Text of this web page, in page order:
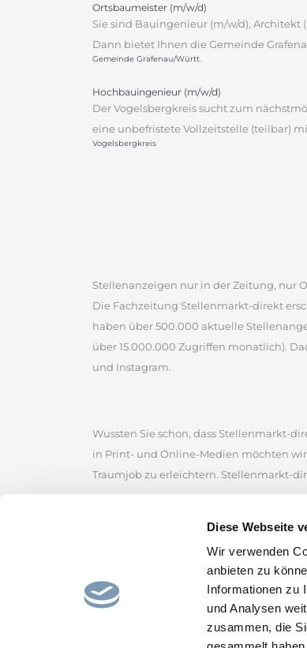
Diese Webseite
Wir verwenden
anbieten zu
Informationen zu
und Analysen
zusammen, die
Ortsbaumeister (m/w/d)
Sie sind Bauingenieur (m/w/d),
Dann bietet Ihnen die Gemeinde
Gemeinde Grafenau/Württ.
Hochbauingenieur (m/w/d)
Der Vogelsbergkreis sucht zum
eine unbefristete Vollzeitstelle (teilbar)
Vogelsbergkreis
Stellenanzeigen nur in der Zeitung, nur
Die Fachzeitung Stellenmarkt-direkt
haben über 500.000 aktuelle
über 15.000.000 Zugriffen monatlich).
und Instagram.
Wussten Sie schon, dass Stellenmarkt-
in Print- und Online-Medien möchten
Traumjob zu erleichtern. Stellenmarkt-
Stellenmarkt-direkt zählt zu den
der Sie zahlreiche Jobangebote von
Stellenmarkt, um erfolgreich nach
Stellenportal und lassen Sie sich von
und hoffen, den passenden Job für Sie